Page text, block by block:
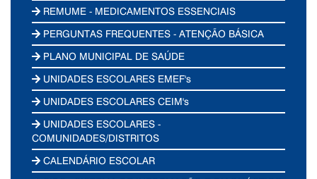
REMUME - MEDICAMENTOS ESSENCIAIS
PERGUNTAS FREQUENTES - ATENÇÃO BÁSICA
PLANO MUNICIPAL DE SAÚDE
UNIDADES ESCOLARES EMEF's
UNIDADES ESCOLARES CEIM's
UNIDADES ESCOLARES -
COMUNIDADES/DISTRITOS
CALENDÁRIO ESCOLAR